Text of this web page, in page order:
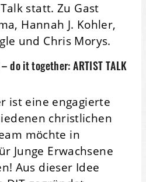
statt. Zu Gast
Hannah J. Kohler,
und Chris Morys.
do it together: ARTIST TALK
ist eine engagierte
christlichen
möchte in
Junge Erwachsene
Aus dieser Idee